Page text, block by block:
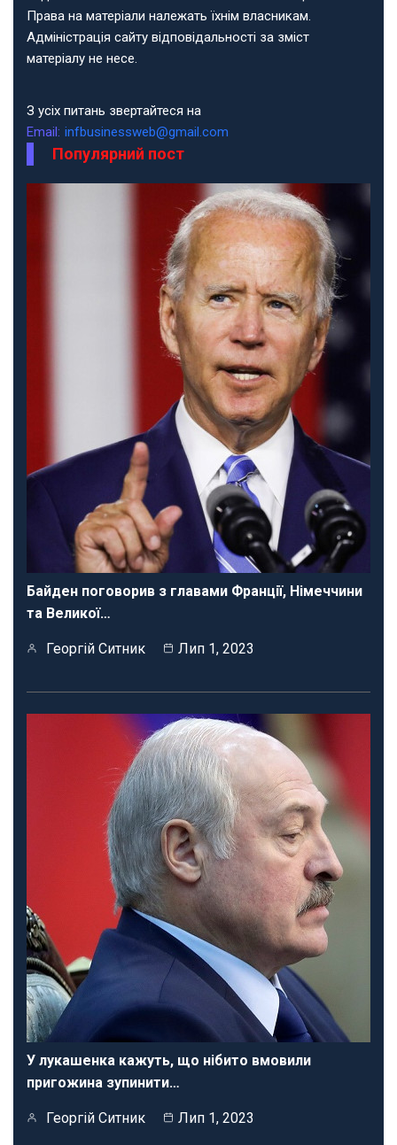
Права на матеріали належать їхнім власникам.
Адміністрація сайту відповідальності за зміст
матеріалу не несе.
З усіх питань звертайтеся на
Email: infbusinessweb@gmail.com
Популярний пост
Байден поговорив з главами Франції, Німеччини
та Великої…
Георгій Ситник Лип 1, 2023
У лукашенка кажуть, що нібито вмовили
пригожина зупинити…
Георгій Ситник Лип 1, 2023